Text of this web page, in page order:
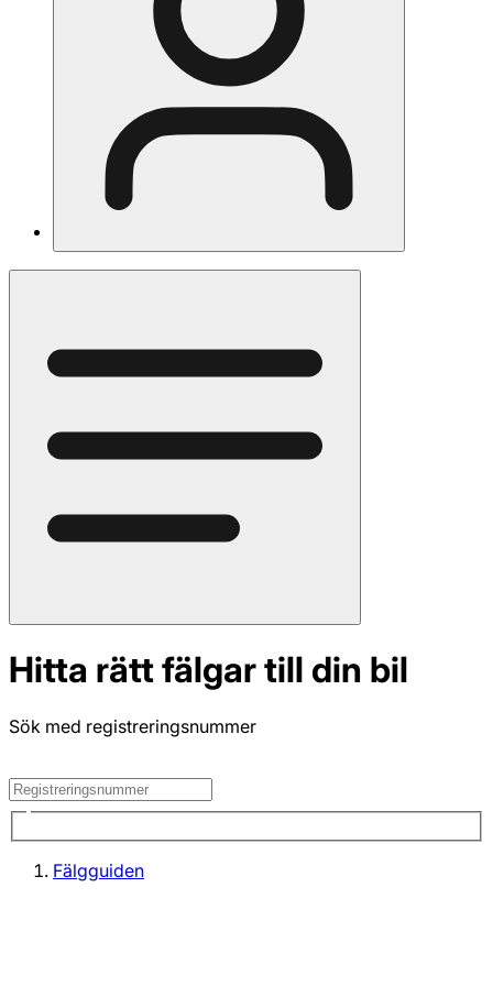
Hitta rätt fälgar till din bil
Sök med registreringsnummer
Fälgguiden